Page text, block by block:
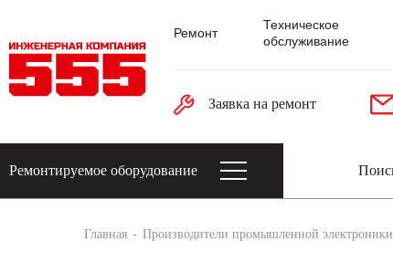
Ремонт
Техническое
обслуживание
Заявка на ремонт
Ремонтируемое оборудование
Главная Производители промышленной электроники